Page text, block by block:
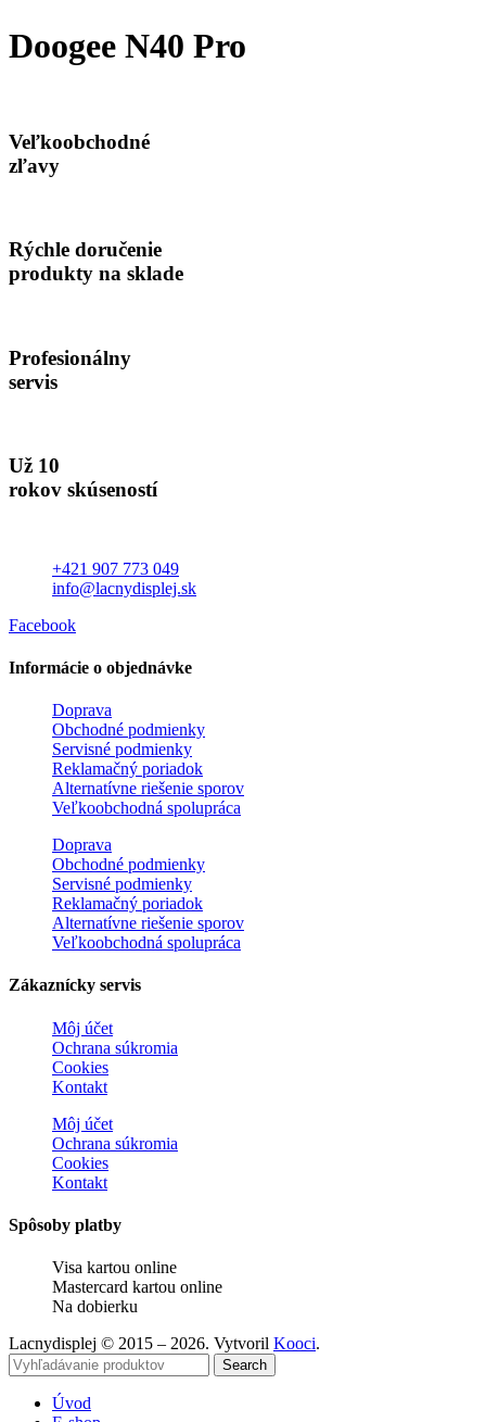
Doogee N40 Pro
Veľkoobchodné
zľavy
Rýchle doručenie
produkty na sklade
Profesionálny
servis
Už 10
rokov skúseností
+421 907 773 049
info@lacnydisplej.sk
Facebook
Informácie o objednávke
Doprava
Obchodné podmienky
Servisné podmienky
Reklamačný poriadok
Alternatívne riešenie sporov
Veľkoobchodná spolupráca
Doprava
Obchodné podmienky
Servisné podmienky
Reklamačný poriadok
Alternatívne riešenie sporov
Veľkoobchodná spolupráca
Zákaznícky servis
Môj účet
Ochrana súkromia
Cookies
Kontakt
Môj účet
Ochrana súkromia
Cookies
Kontakt
Spôsoby platby
Visa kartou online
Mastercard kartou online
Na dobierku
Lacnydisplej © 2015 – 2026. Vytvoril Kooci.
Search
Úvod